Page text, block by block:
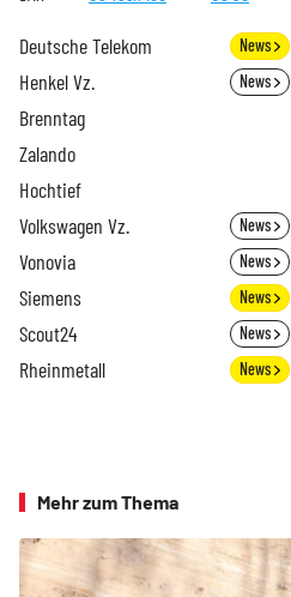
Deutsche Telekom News
Henkel Vz. News
Brenntag
Zalando
Hochtief
Volkswagen Vz. News
Vonovia News
Siemens News
Scout24 News
Rheinmetall News
Mehr zum Thema